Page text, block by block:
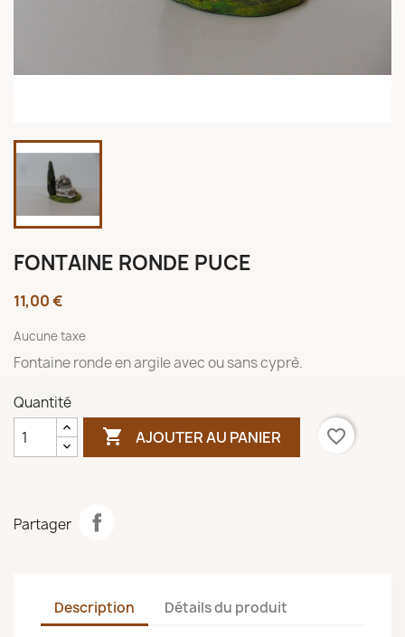
FONTAINE RONDE PUCE
11,00 €
Aucune taxe
Fontaine ronde en argile avec ou sans cyprè.
Quantité
 AJOUTER AU PANIER favorite_border
Partager
Description Détails du produit